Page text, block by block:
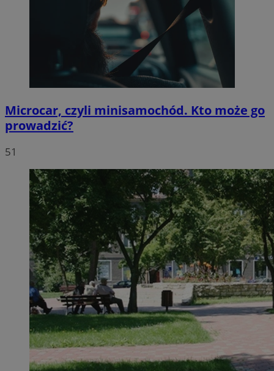
Microcar, czyli minisamochód. Kto może go
prowadzić?
51